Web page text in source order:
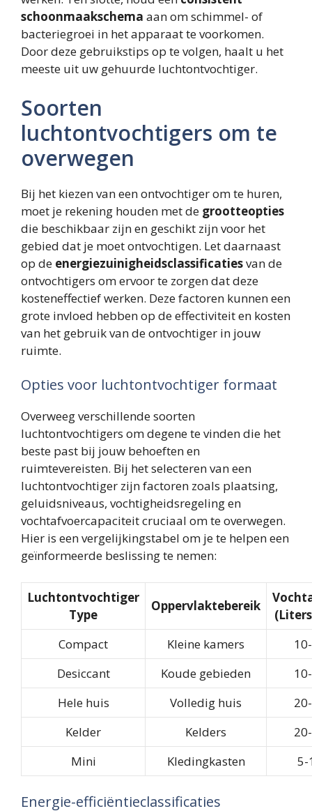
schoonmaakschema aan om schimmel- of
bacteriegroei in het apparaat te voorkomen.
Door deze gebruikstips op te volgen, haalt u het
meeste uit uw gehuurde luchtontvochtiger.
Soorten
luchtontvochtigers om te
overwegen
Bij het kiezen van een ontvochtiger om te huren,
moet je rekening houden met de grootteopties
die beschikbaar zijn en geschikt zijn voor het
gebied dat je moet ontvochtigen. Let daarnaast
op de energiezuinigheidsclassificatiesvan de
ontvochtigers om ervoor te zorgen dat deze
kosteneffectief werken. Deze factoren kunnen een
grote invloed hebben op de effectiviteit en kosten
van het gebruik van de ontvochtiger in jouw
ruimte.
Opties voor luchtontvochtiger formaat
Overweeg verschillende soorten
luchtontvochtigers om degene te vinden die het
beste past bij jouw behoeften en
ruimtevereisten. Bij het selecteren van een
luchtontvochtiger zijn factoren zoals plaatsing,
geluidsniveaus, vochtigheidsregeling en
vochtafvoercapaciteit cruciaal om te overwegen.
Hier is een vergelijkingstabel om je te helpen een
geïnformeerde beslissing te nemen:
Luchtontvochtiger
Type
Oppervlaktebereik
Compact
Kleine kamers
Desiccant
Koude gebieden
Hele huis
Volledig huis
Kelder
Kelders
Mini
Kledingkasten 5-
Energie-efficiëntieclassificaties